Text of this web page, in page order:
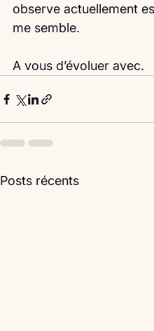
observe actuellement
me semble.
A vous d’évoluer avec.
Posts récents